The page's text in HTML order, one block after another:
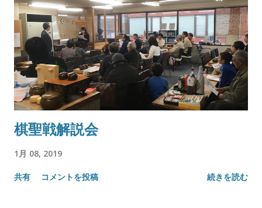
棋聖戦解説会
1月 08, 2019
共有 コメントを投稿 続きを読む